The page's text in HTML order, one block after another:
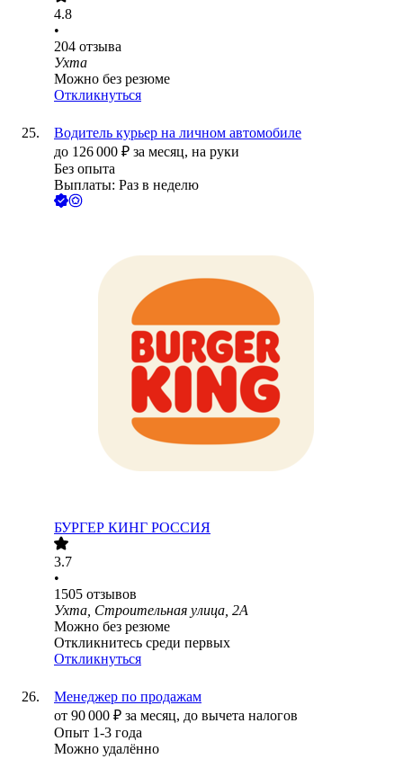
4.8
•
204 отзыва
Ухта
Можно без резюме
Откликнуться
Водитель курьер на личном автомобиле
до 126 000 ₽ за месяц, на руки
Без опыта
Выплаты: Раз в неделю
БУРГЕР КИНГ РОССИЯ
3.7
•
1505 отзывов
Ухта, Строительная улица, 2А
Можно без резюме
Откликнитесь среди первых
Откликнуться
Менеджер по продажам
от 90 000 ₽ за месяц, до вычета налогов
Опыт 1-3 года
Можно удалённо